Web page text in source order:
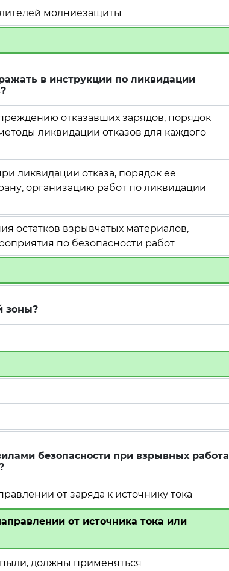
молниезащиты
в инструкции по ликвидации
отказавших зарядов, порядок
ликвидации отказов для каждого
ликвидации отказа, порядок ее
организацию работ по ликвидации
остатков взрывчатых материалов,
по безопасности работ
зоны?
безопасности при взрывных
от заряда к источнику тока
от источника тока или
пыли, должны применяться